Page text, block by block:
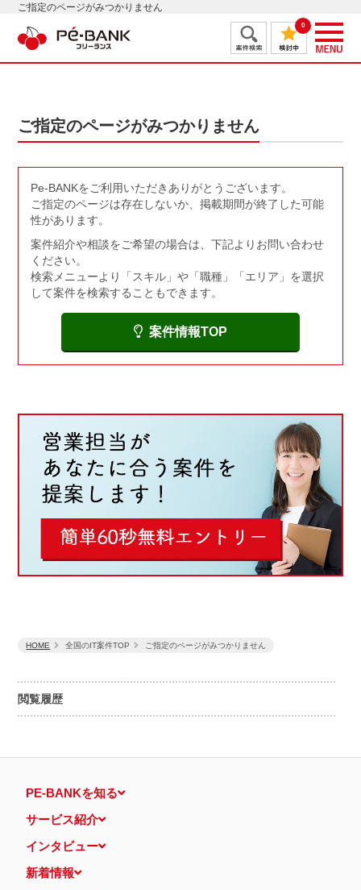
ご指定のページがみつかりません
0
閲覧履歴
HOME 全国のIT案件TOP ご指定のページがみつかりません
ご指定のページがみつかりません
Pe-BANKをご利用いただきありがとうございます。
ご指定のページは存在しないか、掲載期間が終了した可能
性があります。
案件紹介や相談をご希望の場合は、下記よりお問い合わせ
ください。
検索メニューより「スキル」や「職種」「エリア」を選択
して案件を検索することもできます。
案件情報TOP
PE-BANKを知る
サービス紹介
インタビュー
新着情報